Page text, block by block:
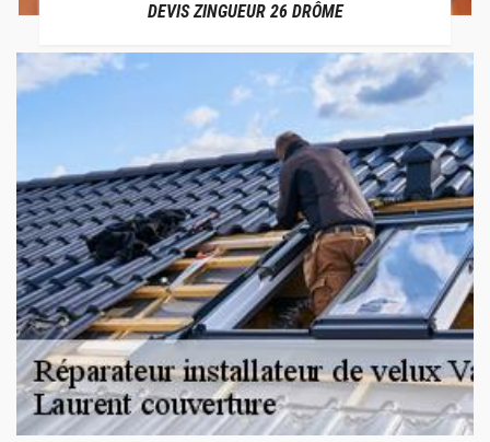
DEVIS ZINGUEUR 26 DRÔME